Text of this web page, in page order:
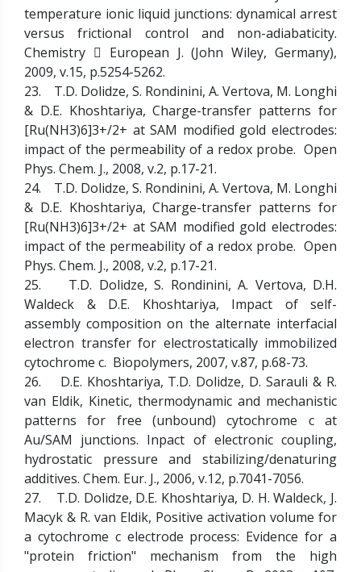
temperature ionic liquid junctions: dynamical arrest
versus frictional control and non-adiabaticity.
Chemistry  European J. (John Wiley, Germany),
2009, v.15, p.5254-5262.
23. T.D. Dolidze, S. Rondinini, A. Vertova, M. Longhi
& D.E. Khoshtariya, Charge-transfer patterns for
[Ru(NH3)6]3+/2+ at SAM modified gold electrodes:
impact of the permeability of a redox probe. Open
Phys. Chem. J., 2008, v.2, p.17-21.
24. T.D. Dolidze, S. Rondinini, A. Vertova, M. Longhi
& D.E. Khoshtariya, Charge-transfer patterns for
[Ru(NH3)6]3+/2+ at SAM modified gold electrodes:
impact of the permeability of a redox probe. Open
Phys. Chem. J., 2008, v.2, p.17-21.
25. T.D. Dolidze, S. Rondinini, A. Vertova, D.H.
Waldeck & D.E. Khoshtariya, Impact of self-
assembly composition on the alternate interfacial
electron transfer for electrostatically immobilized
cytochrome c. Biopolymers, 2007, v.87, p.68-73.
26. D.E. Khoshtariya, T.D. Dolidze, D. Sarauli & R.
van Eldik, Kinetic, thermodynamic and mechanistic
patterns for free (unbound) cytochrome c at
Au/SAM junctions. Inpact of electronic coupling,
hydrostatic pressure and stabilizing/denaturing
additives. Chem. Eur. J., 2006, v.12, p.7041-7056.
27. T.D. Dolidze, D.E. Khoshtariya, D. H. Waldeck, J.
Macyk & R. van Eldik, Positive activation volume for
a cytochrome c electrode process: Evidence for a
"protein friction" mechanism from the high